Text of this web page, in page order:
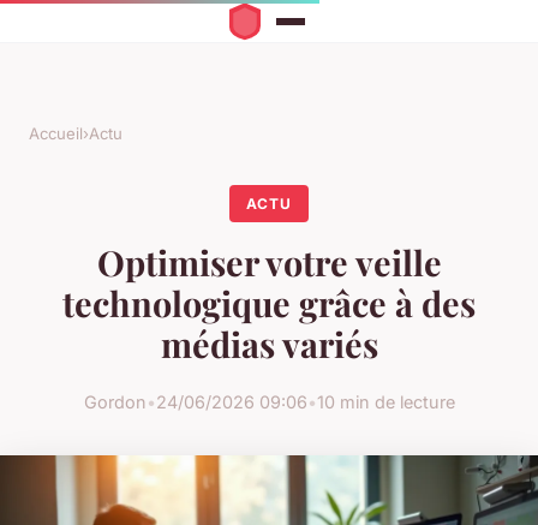
Accueil›Actu
ACTU
Optimiser votre veille
technologique grâce à des
médias variés
Gordon•24/06/2026 09:06•10 min de lecture